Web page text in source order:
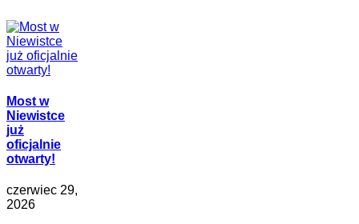
Most w
Niewistce
już
oficjalnie
otwarty!
czerwiec 29,
2026